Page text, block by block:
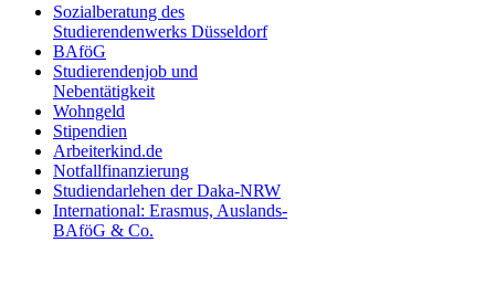
Sozialber​atung des
Studierendenwerks Düsseldorf​
BAföG​
Studierendenjob und
Nebentätigkeit​
Wohngeld​
Stipendien​
Arbeiterkind.de
Notfallfinanzierung​
Studiendarlehen der Daka-NRW
International: Erasmus, Au​slands-
BAföG & Co.​